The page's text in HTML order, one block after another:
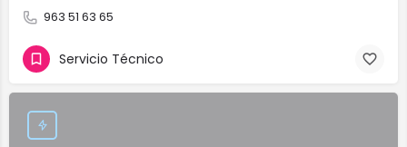
963 51 63 65
Servicio Técnico